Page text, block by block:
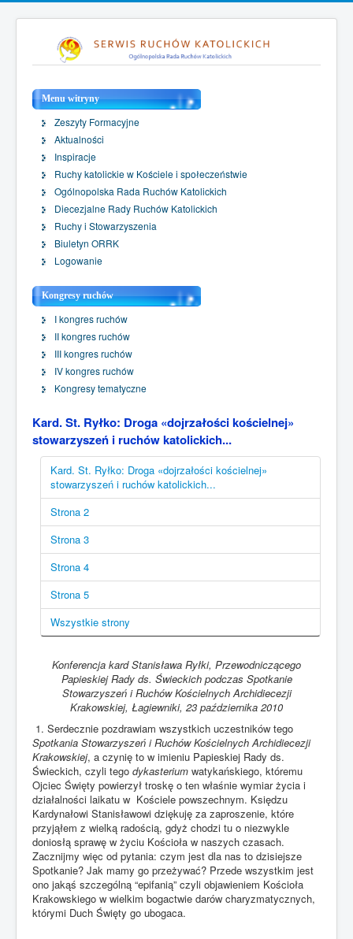
Menu witryny
Zeszyty Formacyjne
Aktualności
Inspiracje
Ruchy katolickie w Kościele i społeczeństwie
Ogólnopolska Rada Ruchów Katolickich
Diecezjalne Rady Ruchów Katolickich
Ruchy i Stowarzyszenia
Biuletyn ORRK
Logowanie
Kongresy ruchów
I kongres ruchów
II kongres ruchów
III kongres ruchów
IV kongres ruchów
Kongresy tematyczne
Kard. St. Ryłko: Droga «dojrzałości kościelnej»
stowarzyszeń i ruchów katolickich...
Kard. St. Ryłko: Droga «dojrzałości kościelnej»
stowarzyszeń i ruchów katolickich...
Strona 2
Strona 3
Strona 4
Strona 5
Wszystkie strony
Konferencja kard Stanisława Ryłki, Przewodniczącego
Papieskiej Rady ds. Świeckichpodczas Spotkanie
Stowarzyszeń i Ruchów Kościelnych Archidiecezji
Krakowskiej, Łagiewniki, 23 października 2010
1. Serdecznie pozdrawiam wszystkich uczestników tego
Spotkania Stowarzyszeń i Ruchów Kościelnych Archidiecezji
Krakowskiej, a czynię to w imieniu Papieskiej Rady ds.
Świeckich, czyli tego dykasterium watykańskiego, któremu
Ojciec Święty powierzył troskę o ten właśnie wymiar życia i
działalności laikatu w Kościele powszechnym. Księdzu
Kardynałowi Stanisławowi dziękuję za zaproszenie, które
przyjąłem z wielką radością, gdyż chodzi tu o niezwykle
doniosłą sprawę w życiu Kościoła w naszych czasach.
Zacznijmy więc od pytania: czym jest dla nas to dzisiejsze
Spotkanie? Jak mamy go przeżywać? Przede wszystkim jest
ono jakąś szczególną “epifanią” czyli objawieniem Kościoła
Krakowskiego w wielkim bogactwie darów charyzmatycznych,
którymi Duch Święty go ubogaca.